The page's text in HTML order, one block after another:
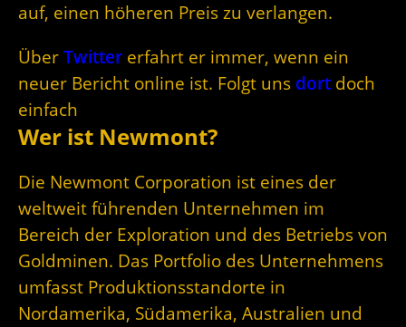
auf, einen höheren Preis zu verlangen.
Über Twitter erfahrt er immer, wenn ein
neuer Bericht online ist. Folgt uns dort doch
einfach
Wer ist Newmont?
Die Newmont Corporation ist eines der
weltweit führenden Unternehmen im
Bereich der Exploration und des Betriebs von
Goldminen. Das Portfolio des Unternehmens
umfasst Produktionsstandorte in
Nordamerika, Südamerika, Australien und